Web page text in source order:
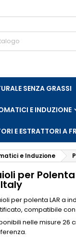
SENZA GRASSI
E INDUZIONE
E ESTRATTORI A
e Induzione
per
per polenta LAR a
compatibile con
nelle misure 26
desideri
desideri
Annulla
l'accesso per